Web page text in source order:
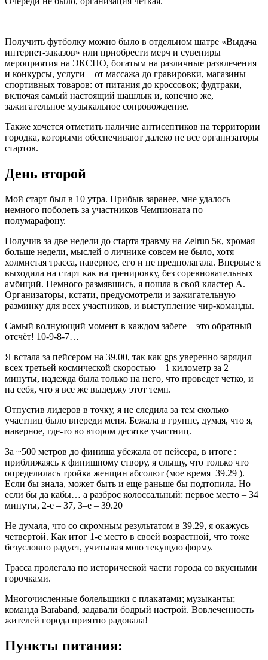
Получить футболку можно было в отдельном шатре «Выдача
интернет-заказов» или приобрести мерч и сувениры
мероприятия на ЭКСПО, богатым на различные развлечения
и конкурсы, услуги – от массажа до гравировки, магазины
спортивных товаров: от питания до кроссовок; фудтраки,
включая самый настоящий шашлык и, конечно же,
зажигательное музыкальное сопровождение.
Также хочется отметить наличие антисептиков на территории
городка, которыми обеспечивают далеко не все организаторы
стартов.
День второй
Мой старт был в 10 утра. Прибыв заранее, мне удалось
немного поболеть за участников Чемпионата по
полумарафону.
Получив за две недели до старта травму на Zelrun 5к, хромая
больше недели, мыслей о личнике совсем не было, хотя
холмистая трасса, наверное, его и не предполагала. Впервые я
выходила на старт как на тренировку, без соревновательных
амбиций. Немного размявшись, я пошла в свой кластер А.
Организаторы, кстати, предусмотрели и зажигательную
разминку для всех участников, и выступление чир-команды.
Самый волнующий момент в каждом забеге – это обратный
отсчёт! 10-9-8-7…
Я встала за пейсером на 39.00, так как gps уверенно зарядил
всех третьей космической скоростью – 1 километр за 2
минуты, надежда была только на него, что проведет четко, и
на себя, что я все же выдержу этот темп.
Отпустив лидеров в точку, я не следила за тем сколько
участниц было впереди меня. Бежала в группе, думая, что я,
наверное, где-то во втором десятке участниц.
За ~500 метров до финиша убежала от пейсера, в итоге :
приближаясь к финишному створу, я слышу, что только что
определилась тройка женщин абсолют (мое время 39.29 ).
Если бы знала, может быть и еще раньше бы подтопила. Но
если бы да кабы… а разброс колоссальный: первое место – 34
минуты, 2-е – 37, 3–е – 39.20
Не думала, что со скромным результатом в 39.29, я окажусь
четвертой. Как итог 1-е место в своей возрастной, что тоже
безусловно радует, учитывая мою текущую форму.
Трасса пролегала по исторической части города со вкусными
горочками.
Многочисленные болельщики с плакатами; музыканты;
команда Baraband, задавали бодрый настрой. Вовлеченность
жителей города приятно радовала!
Пункты питания: